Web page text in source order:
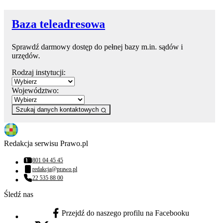
Baza teleadresowa
Sprawdź darmowy dostęp do pełnej bazy m.in. sądów i
urzędów.
Rodzaj instytucji:
Województwo:
Szukaj danych kontaktowych
Redakcja serwisu Prawo.pl
Numer telefonu:
801 04 45 45
Adres email:
redakcja@prawo.pl
Numer telefonu:
22 535 88 00
Śledź nas
facebook - otwiera się w nowej karcie
Przejdź do naszego profilu na Facebooku